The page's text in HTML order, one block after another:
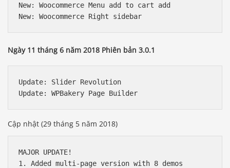
New: Woocommerce Menu add to cart add
Ngày 11 tháng 6 năm 2018 Phiên bản 3.0.1
Update: Slider Revolution
Cập nhật (29 tháng 5 năm 2018)
MAJOR UPDATE!
1. Added multi-page version with 8 demos